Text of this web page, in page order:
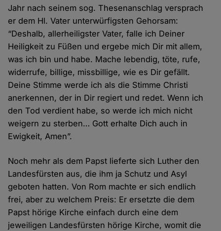
Jahr nach seinem sog. Thesenanschlag versprach
er dem Hl. Vater unterwürfigsten Gehorsam:
“Deshalb, allerheiligster Vater, falle ich Deiner
Heiligkeit zu Füßen und ergebe mich Dir mit allem,
was ich bin und habe. Mache lebendig, töte, rufe,
widerrufe, billige, missbillige, wie es Dir gefällt.
Deine Stimme werde ich als die Stimme Christi
anerkennen, der in Dir regiert und redet. Wenn ich
den Tod verdient habe, so werde ich mich nicht
weigern zu sterben… Gott erhalte Dich auch in
Ewigkeit, Amen”.
Noch mehr als dem Papst lieferte sich Luther den
Landesfürsten aus, die ihm ja Schutz und Asyl
geboten hatten. Von Rom machte er sich endlich
frei, aber zu welchem Preis: Er ersetzte die dem
Papst hörige Kirche einfach durch eine dem
jeweiligen Landesfürsten hörige Kirche, womit die